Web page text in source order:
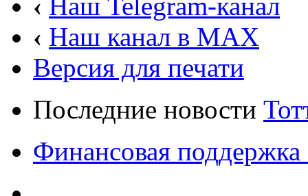
‹ Наш Telegram-канал
‹ Наш канал в MAX
Версия для печати
Последние новости
Финансовая поддержка